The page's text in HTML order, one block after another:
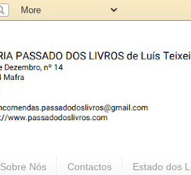
Sobre Nós Contactos Estado dos